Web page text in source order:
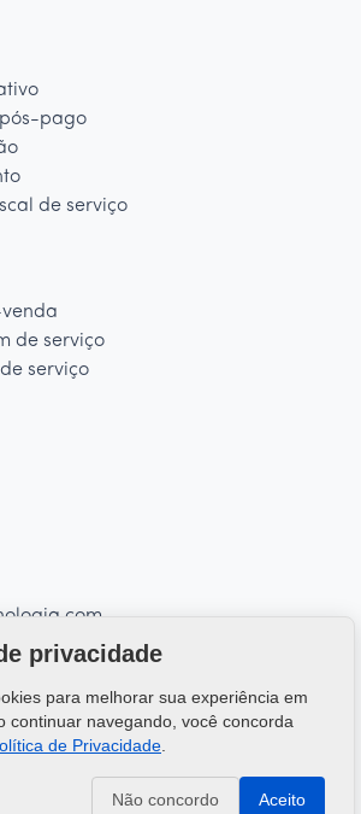
pago
de serviço
de serviço
serviço
os direitos reservados
privacidade
para melhorar sua experiência em
continuar navegando, você concorda
de Privacidade
Não concordo Aceito